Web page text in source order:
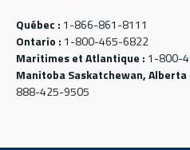
Québec : 1-866-861-8111
Ontario : 1-800-465-6822
Maritimes et Atlantique : 1-800-
Manitoba Saskatchewan,
888-425-9505